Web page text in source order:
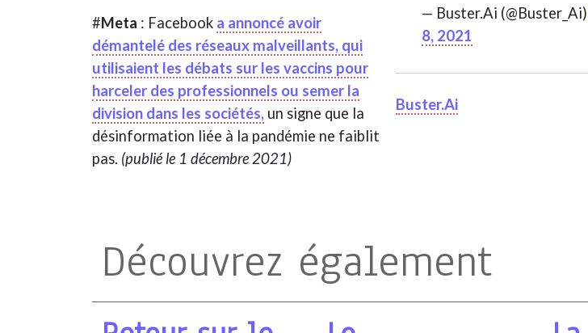
— Buster.Ai (@Buster_Ai)
8, 2021
Buster.Ai
#Meta : Facebook a annoncé avoir
démantelé des réseaux malveillants, qui
utilisaient les débats sur les vaccins pour
harceler des professionnels ou semer la
division dans les sociétés, un signe que la
désinformation liée à la pandémie ne faiblit
pas. (publié le 1 décembre 2021)
Découvrez également